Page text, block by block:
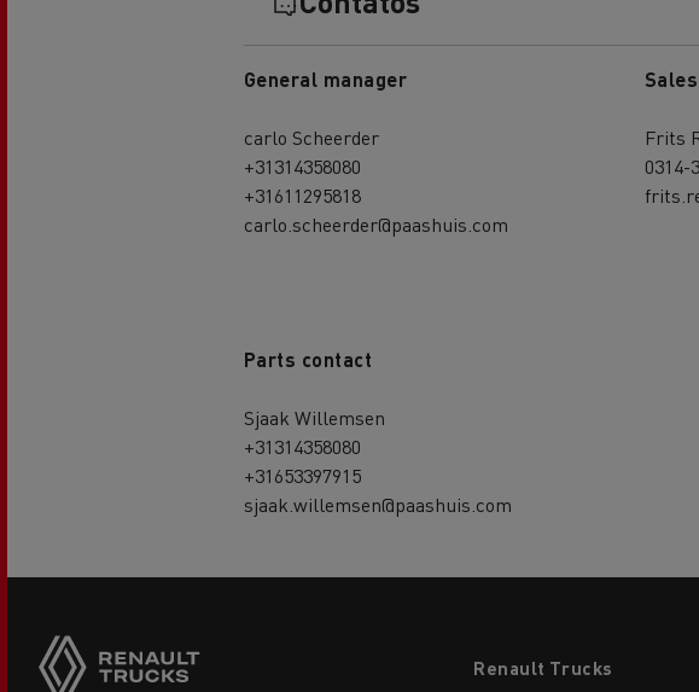
General manager
carlo Scheerder
+31314358080
+31611295818
carlo.scheerder@paashuis.com
Frits
0314-
Parts contact
Sjaak Willemsen
+31314358080
+31653397915
sjaak.willemsen@paashuis.com
menuRenault Trucks